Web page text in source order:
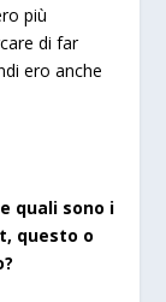
più
di far
ero anche
quali sono i
questo o